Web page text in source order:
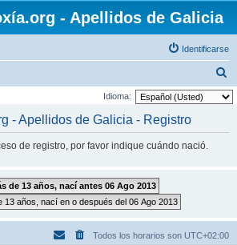
- Apellidos de Galicia
Identificarse
u
Idioma:
- Apellidos de Galicia - Registro
de registro, por favor indique cuándo nació.
Todos los horarios son UTC+02:00